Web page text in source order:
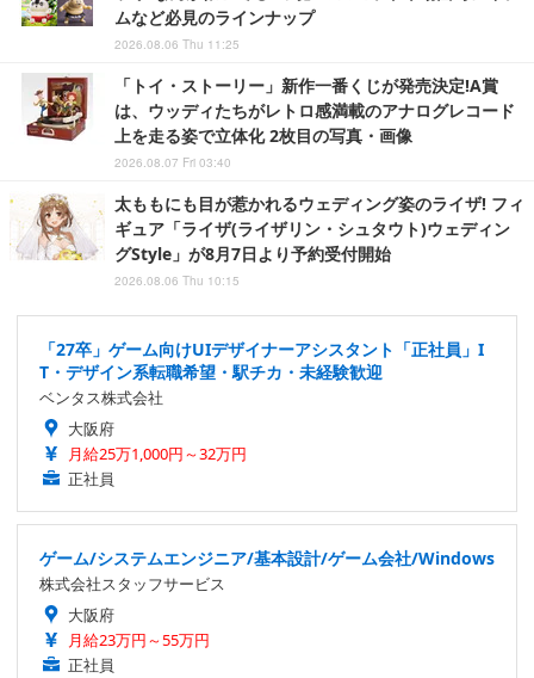
ムなど必見のラインナップ
2026.08.06 Thu 11:25
「トイ・ストーリー」新作一番くじが発売決定!A賞
は、ウッディたちがレトロ感満載のアナログレコード
上を走る姿で立体化 2枚目の写真・画像
2026.08.07 Fri 03:40
太ももにも目が惹かれるウェディング姿のライザ! フィ
ギュア「ライザ(ライザリン・シュタウト)ウェディン
グStyle」が8月7日より予約受付開始
2026.08.06 Thu 10:15
「27卒」ゲーム向けUIデザイナーアシスタント「正社員」I
T・デザイン系転職希望・駅チカ・未経験歓迎
ベンタス株式会社
大阪府
月給25万1,000円～32万円
正社員
ゲーム/システムエンジニア/基本設計/ゲーム会社/Windows
株式会社スタッフサービス
大阪府
月給23万円～55万円
正社員